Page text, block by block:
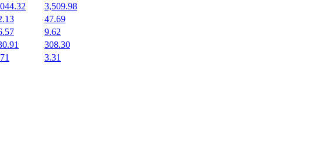
3,509.98
47.69
9.62
308.30
3.31